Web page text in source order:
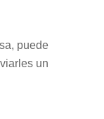
puede
un